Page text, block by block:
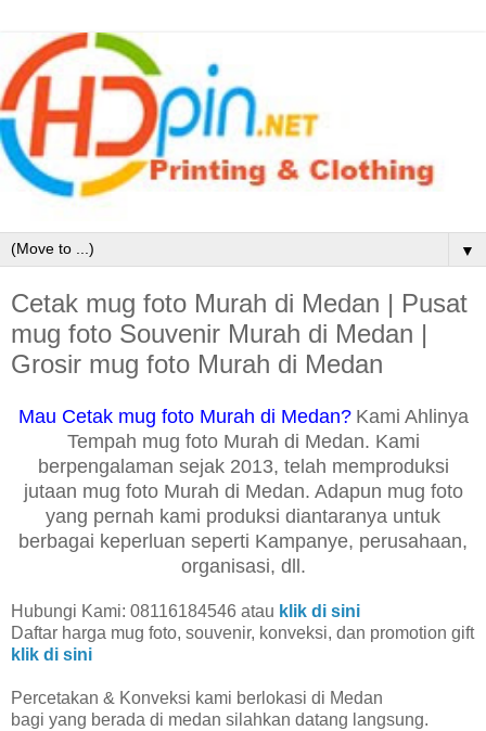
▼
Cetak mug foto Murah di Medan | Pusat
mug foto Souvenir Murah di Medan |
Grosir mug foto Murah di Medan
Mau Cetak mug foto Murah di Medan? Kami Ahlinya
Tempah mug foto Murah di Medan. Kami
berpengalaman sejak 2013, telah memproduksi
jutaan mug foto Murah di Medan. Adapun mug foto
yang pernah kami produksi diantaranya untuk
berbagai keperluan seperti Kampanye, perusahaan,
organisasi, dll.
Hubungi Kami: 08116184546 atau klik di sini
Daftar harga mug foto, souvenir, konveksi, dan promotion gift
klik di sini
Percetakan & Konveksi kami berlokasi di Medan
bagi yang berada di medan silahkan datang langsung.